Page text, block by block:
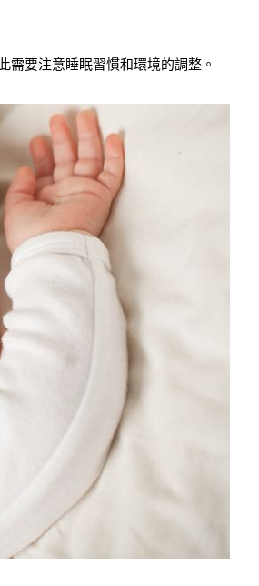
要注意睡眠習慣和環境的調整。